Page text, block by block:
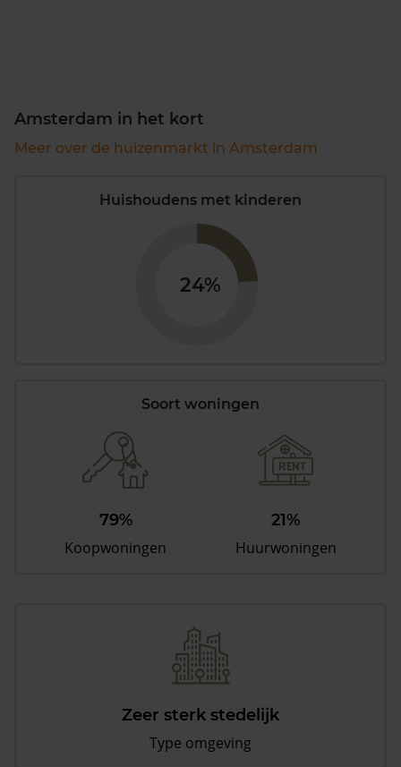
Amsterdam in het kort
Meer over de huizenmarkt in Amsterdam
Huishoudens met kinderen
24%
Soort woningen
79%
Koopwoningen
21%
Huurwoningen
Zeer sterk stedelijk
Type omgeving